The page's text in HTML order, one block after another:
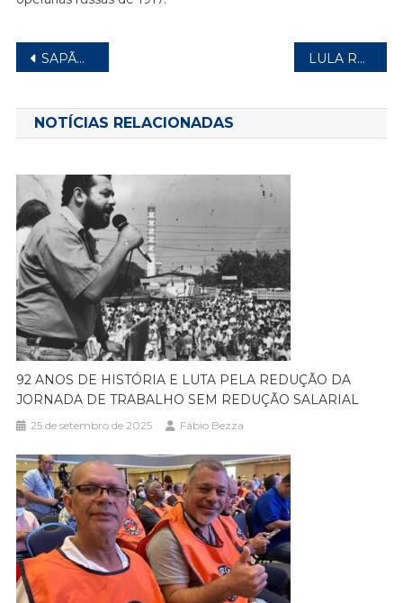
Navegação
Post
SAPÃO: NOSSO JORNAL É INSTRUMENTO DE LUTA E INFORMAÇÃO DA CATEGORIA LULA REGULAMENTA INICIATIVAS PARA MELHORAR O ACESSO À ALIMENTAÇÃO
NOTÍCIAS RELACIONADAS
92 ANOS DE HISTÓRIA E LUTA PELA REDUÇÃO DA
JORNADA DE TRABALHO SEM REDUÇÃO SALARIAL
25 de setembro de 2025 Fábio Bezza